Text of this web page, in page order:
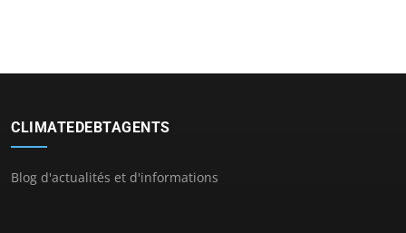
CLIMATEDEBTAGENTS
Blog d'actualités et d'informations